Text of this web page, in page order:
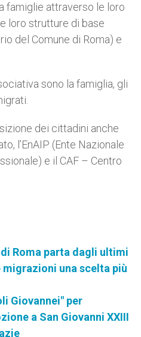
famiglie attraverso le loro
loro strutture di base
del Comune di Roma) e
sono la famiglia, gli
dei cittadini anche
l’EnAIP (Ente Nazionale
e il CAF – Centro
Roma parta dagli ultimi
migrazioni una scelta più
Giovannei" per
a San Giovanni XXIII